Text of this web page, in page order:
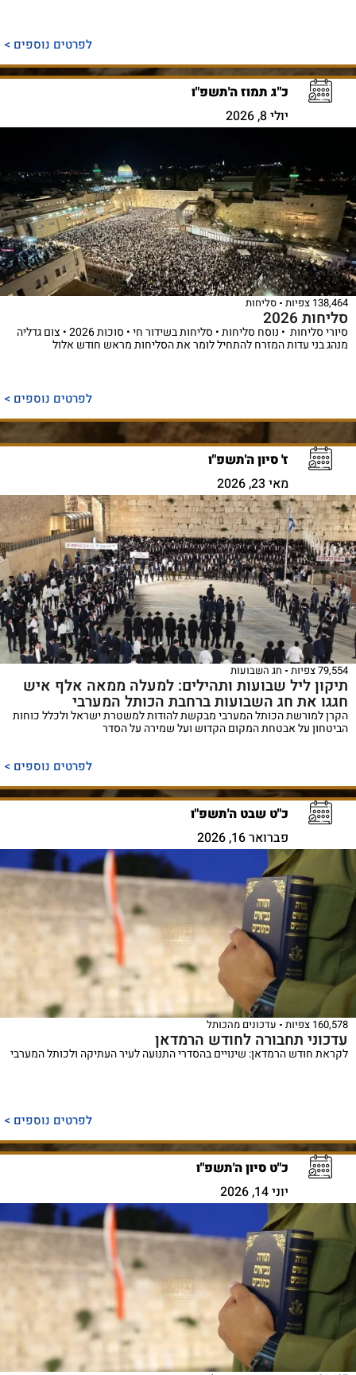
לפרטים נוספים >
כ"ג תמוז ה'תשפ"ו
יולי 8, 2026
138,464 צפיות סליחות
סליחות 2026
סיורי סליחות • נוסח סליחות • סליחות בשידור חי • סוכות 2026 • צום גדליה
מנהג בני עדות המזרח להתחיל לומר את הסליחות מראש חודש אלול
לפרטים נוספים >
ז' סיון ה'תשפ"ו
מאי 23, 2026
79,554 צפיות חג השבועות
תיקון ליל שבועות ותהילים: למעלה ממאה אלף איש
חגגו את חג השבועות ברחבת הכותל המערבי
הקרן למורשת הכותל המערבי מבקשת להודות למשטרת ישראל ולכלל כוחות
הביטחון על אבטחת המקום הקדוש ועל שמירה על הסדר
לפרטים נוספים >
כ"ט שבט ה'תשפ"ו
פברואר 16, 2026
160,578 צפיות עדכונים מהכותל
עדכוני תחבורה לחודש הרמדאן
לקראת חודש הרמדאן: שינויים בהסדרי התנועה לעיר העתיקה ולכותל המערבי
לפרטים נוספים >
כ"ט סיון ה'תשפ"ו
יוני 14, 2026